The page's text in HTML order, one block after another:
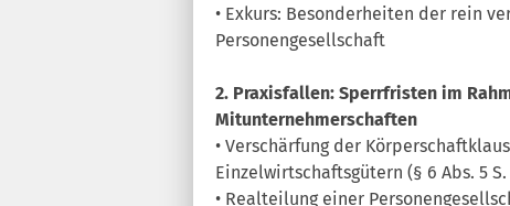
• Exkurs: Besonderheiten der rein
Personengesellschaft
2. Praxisfallen: Sperrfristen im
Mitunternehmerschaften
• Verschärfung der
Einzelwirtschaftsgütern (§ 6 Abs. 5 S.
• Realteilung einer